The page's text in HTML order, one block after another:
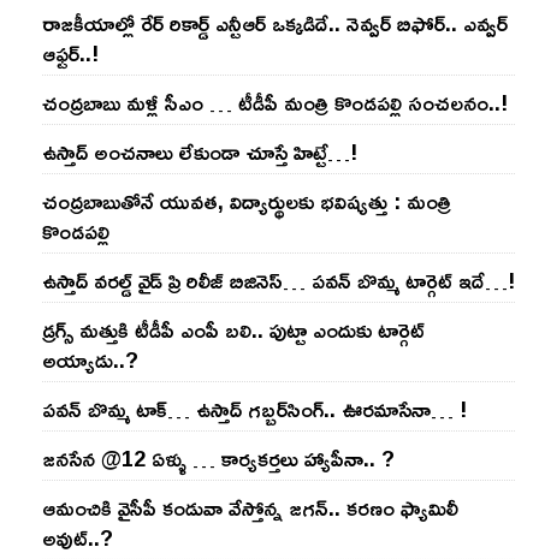
రాజ‌కీయాల్లో రేర్ రికార్డ్ ఎన్టీఆర్ ఒక్క‌డిదే.. నెవ్వ‌ర్ బిఫోర్‌.. ఎవ్వ‌ర్
ఆఫ్ట‌ర్‌..!
చంద్ర‌బాబు మ‌ళ్లీ సీఎం … టీడీపీ మంత్రి కొండ‌ప‌ల్లి సంచ‌ల‌నం..!
ఉస్తాద్ అంచ‌నాలు లేకుండా చూస్తే హిట్టే…!
చంద్ర‌బాబుతోనే యువ‌త‌, విద్యార్థుల‌కు భ‌విష్య‌త్తు : మంత్రి
కొండ‌ప‌ల్లి
ఉస్తాద్ వ‌ర‌ల్డ్ వైడ్ ప్రి రిలీజ్ బిజినెస్‌… ప‌వ‌న్ బొమ్మ టార్గెట్ ఇదే…!
డ్రగ్స్ మత్తుకి టీడీపీ ఎంపీ బలి.. పుట్టా ఎందుకు టార్గెట్
అయ్యాడు..?
ప‌వ‌న్ బొమ్మ టాక్‌… ఉస్తాద్ గ‌బ్బ‌ర్‌సింగ్‌.. ఊర‌మాసేనా… !
జనసేన @12 ఏళ్ళు … కార్యకర్తలు హ్యాపీనా.. ?
ఆమంచికి వైసీపీ కండువా వేస్తోన్న జ‌గ‌న్‌.. క‌ర‌ణం ఫ్యామిలీ
అవుట్‌..?